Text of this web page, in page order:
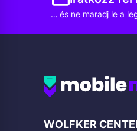
… és ne maradj le a
Cégadatok
WOLFKER